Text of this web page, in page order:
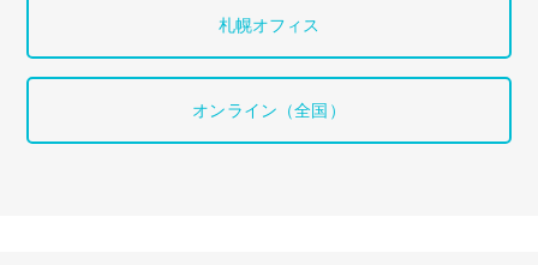
札幌オフィス
オンライン（全国）